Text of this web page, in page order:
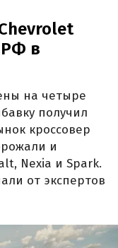
в
на четыре
получил
кроссовер
и
Nexia и Spark.
от экспертов